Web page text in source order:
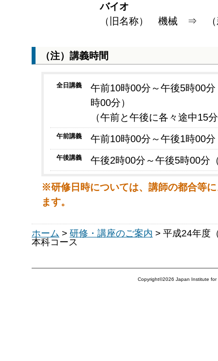
バイオ
（旧名称） 機械 ⇒
（注）講義時間
全日講義
午前10時00分～午後5時00
時00分）
（午前と午後に各々途中15
午前講義 午前10時00分～午後1時00
午後講義 午後2時00分～午後5時00分
※研修日時については、講師の都合等
ます。
ホーム > 研修・講座のご案内 > 平成24年度
本科コース
Copyright©2026 Japan Institute